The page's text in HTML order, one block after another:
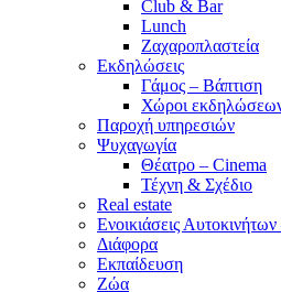
Club & Bar
Lunch
Ζαχαροπλαστεία
Εκδηλώσεις
Γάμος – Βάπτιση
Χώροι
Παροχή υπηρεσιών
Ψυχαγωγία
Θέατρο – Cinema
Τέχνη & Σχέδιο
Real estate
Ενοικιάσεις
Διάφορα
Εκπαίδευση
Ζώα